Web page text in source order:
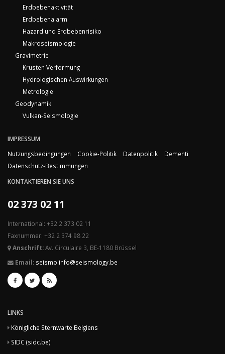
Erdbebenaktivität
Erdbebenalarm
Hazard und Erdbebenrisiko
Makroseismologie
Gravimetrie
Krusten Verformung
Hydrologischen Auswirkungen
Metrologie
Geodynamik
Vulkan-Seismologie
IMPRESSUM
Nutzungsbedingungen
Cookie-Politik Datenpolitik
Dementi
Datenschutz-Bestimmungen
KONTAKTIEREN SIE UNS
02 373 02 11
International: +32 2 373 02 11
Faxnummer: +32 2 374 98 22
Anschrift:Av. Circulaire 3, BE-1180 Brüssel
Email: seismo.info@seismology.be
LINKS
Königliche Sternwarte Belgiens
SIDC (sidc.be)